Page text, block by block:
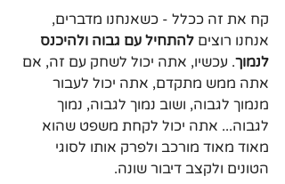
קח את זה ככלל - כשאנחנו מדברים,
אנחנו רוצים להתחיל עם גבוה ולהיכנס
לנמוך. עכשיו, אתה יכול לשחק עם זה, אם
אתה ממש מתקדם, אתה יכול לעבור
מנמוך לגבוה, ושוב נמוך לגבוה, נמוך
לגבוה... אתה יכול לקחת משפט שהוא
מאוד מאוד מורכב ולפרק אותו לסוגי
הטונים ולקצב דיבור שונה.